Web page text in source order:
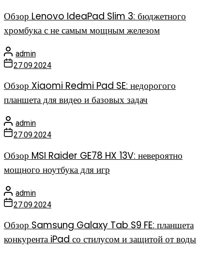
Обзор Lenovo IdeaPad Slim 3: бюджетного
хромбука с не самым мощным железом
admin
27.09.2024
Обзор Xiaomi Redmi Pad SE: недорогого
планшета для видео и базовых задач
admin
27.09.2024
Обзор MSI Raider GE78 HX 13V: невероятно
мощного ноутбука для игр
admin
27.09.2024
Обзор Samsung Galaxy Tab S9 FE: планшета
конкурента iPad со стилусом и защитой от воды